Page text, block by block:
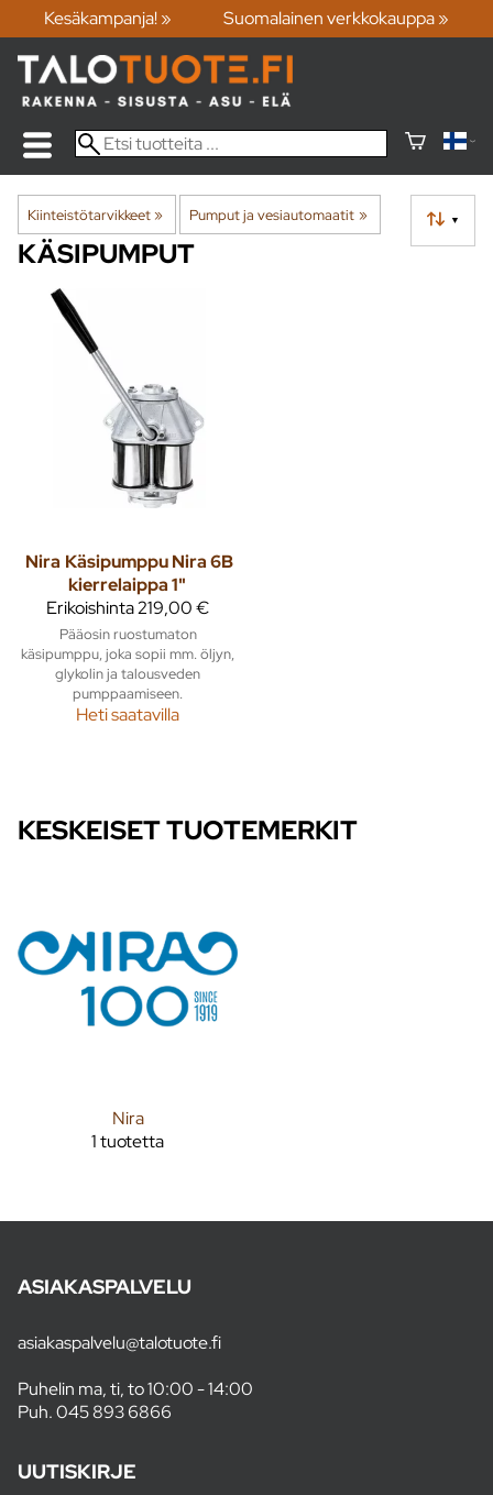
Kesäkampanja! » Suomalainen verkkokauppa »
Kiinteistötarvikkeet‪» Pumput ja vesiautomaatit ‪» ▼
KÄSIPUMPUT
Nira Käsipumppu Nira 6B
kierrelaippa 1"
Erikoishinta219,00 €
Pääosin ruostumaton
käsipumppu, joka sopii mm. öljyn,
glykolin ja talousveden
pumppaamiseen.
Heti saatavilla
KESKEISET TUOTEMERKIT
Nira
1 tuotetta
ASIAKASPALVELU
asiakaspalvelu@talotuote.fi
Puhelin ma, ti, to 10:00 - 14:00
Puh.045 893 6866
UUTISKIRJE